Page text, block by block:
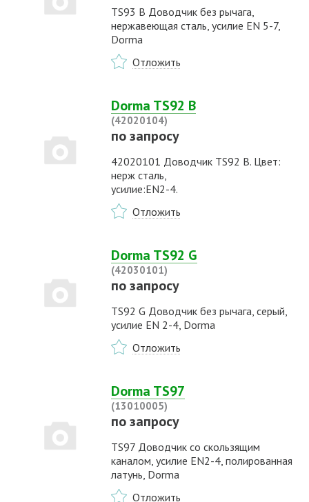
TS93 B Доводчик без рычага,
нержавеющая сталь, усилие EN 5-7,
Dorma
Отложить
Dorma TS92 B
(42020104)
по запросу
42020101 Доводчик TS92 B. Цвет:
нерж сталь,
усилие:EN2-4.
Отложить
Dorma TS92 G
(42030101)
по запросу
TS92 G Доводчик без рычага, серый,
усилие EN 2-4, Dorma
Отложить
Dorma TS97
(13010005)
по запросу
TS97 Доводчик со скользящим
каналом, усилие EN2-4, полированная
латунь, Dorma
Отложить